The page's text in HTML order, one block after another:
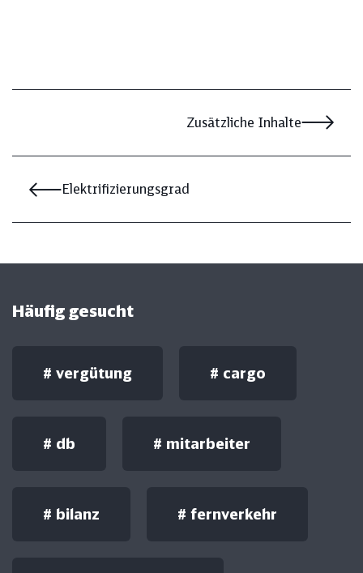
Elektrifizierungsgrad
Zusätzliche Inhalte
Häufig gesucht
# vergütung # cargo
# db # mitarbeiter
# bilanz # fernverkehr